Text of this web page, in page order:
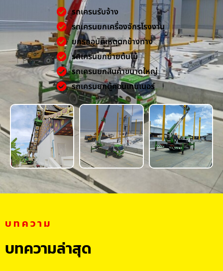
รถเครนรับจ้าง
รถเครนยกเครื่องจักรโรงงาน
ยกรถอุบัติเหตุตกข้างทาง
รถเครนยกย้ายต้นไม้
รถเครนยกสินค้าขนาดใหญ่
รถเครนยกตู้คอนเทนเนอร์
บทความ
บทความล่าสุด